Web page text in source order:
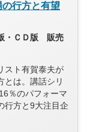
行方と有望
・ＣＤ版 販売
スト有賀泰夫が
とは。講話シリ
％のパフォーマ
行方と9大注目企